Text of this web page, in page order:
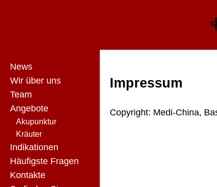
News
Wir über uns
Team
Angebote
Akupunktur
Kräuter
Indikationen
Häufigste Fragen
Kontakte
Impressum
Copyright: Medi-China,